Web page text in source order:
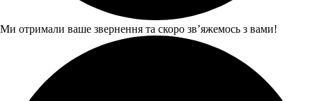
Ми отримали ваше звернення та скоро звʼяжемось з вами!